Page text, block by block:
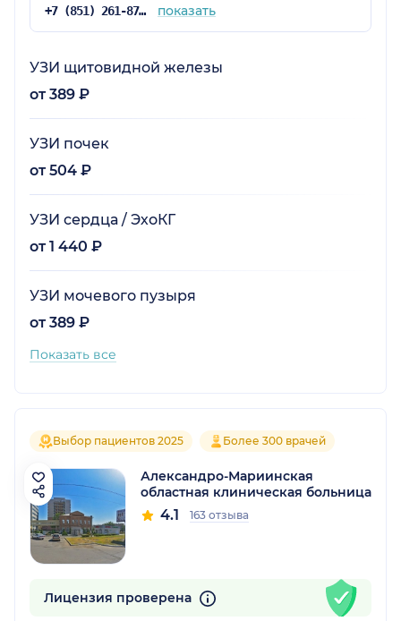
+7 (851) 261-87-56 показать
УЗИ щитовидной железы
от 389 ₽
УЗИ почек
от 504 ₽
УЗИ сердца / ЭхоКГ
от 1 440 ₽
УЗИ мочевого пузыря
от 389 ₽
Показать все
Выбор пациентов 2025 Более 300 врачей
Александро-Мариинская
областная клиническая больница
4.1 163 отзыва
Лицензия проверена